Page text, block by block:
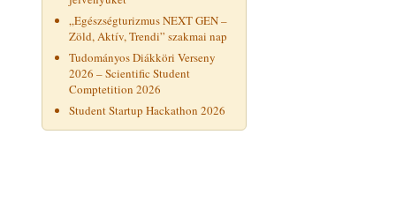
„Egészségturizmus NEXT GEN –
Zöld, Aktív, Trendi” szakmai nap
Tudományos Diákköri Verseny
2026 – Scientific Student
Comptetition 2026
Student Startup Hackathon 2026